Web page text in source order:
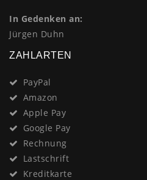
In Gedenken an:
Jürgen Duhn
ZAHLARTEN
PayPal
Amazon
Apple Pay
Google Pay
Rechnung
Lastschrift
Kreditkarte